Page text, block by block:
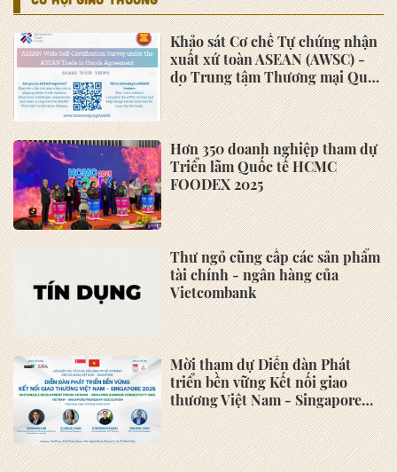
Cần tiếp tục có chính sách hỗ
trợ doanh nghiệp
Hiệp hội Doanh nghiệp nhỏ và
vừa tỉnh Bà Rịa – Vũng Tàu
triển khai nhiệm vụ năm 2022
HỘI VIÊN
Đăng ký hội viên Hiệp Hội
Doanh nghiệp nhỏ và vừa khu
vực phía Nam
Quyền lợi của hội viên Hiệp Hội
Doanh nghiệp nhỏ và vừa khu
vực phía Nam